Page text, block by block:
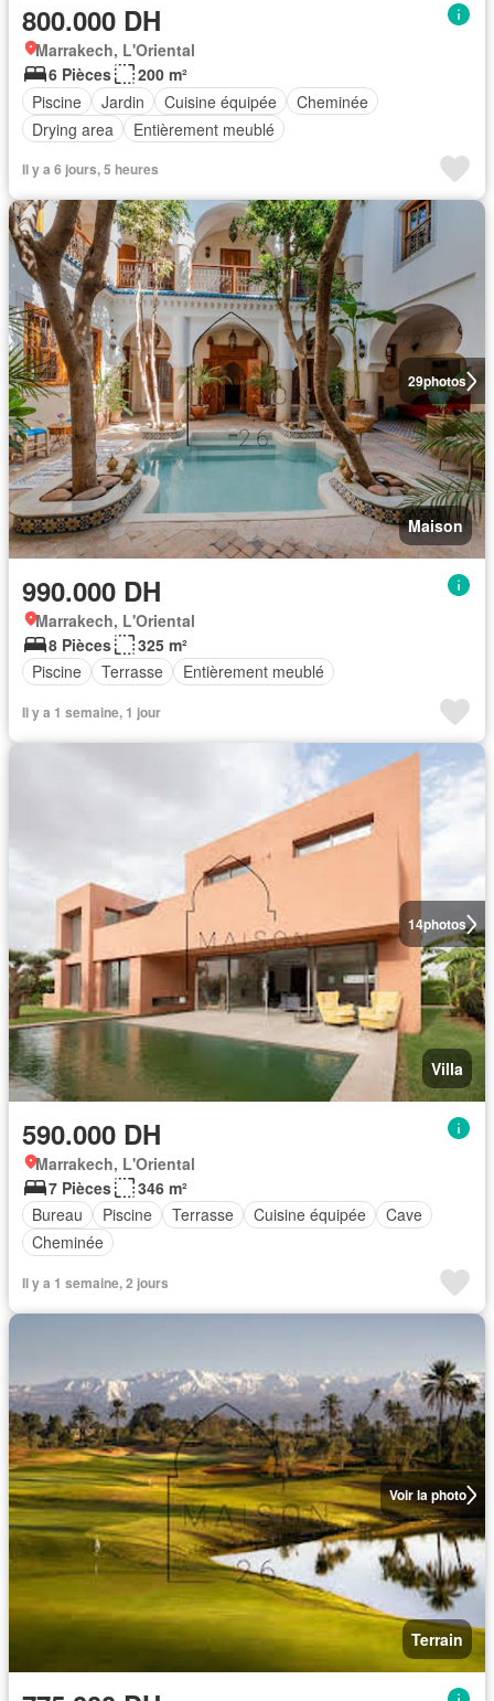
800.000 DH
Marrakech, L'Oriental
6 Pièces
200 m²
Piscine
Jardin Cuisine équipée
Cheminée
Drying area
Entièrement meublé
Il y a 6 jours, 5 heures
29photos
Maison
990.000 DH
Marrakech, L'Oriental
8 Pièces
325 m²
Piscine
Terrasse Entièrement meublé
Il y a 1 semaine, 1 jour
14photos
Villa
590.000 DH
Marrakech, L'Oriental
7 Pièces
346 m²
Bureau
Piscine Terrasse Cuisine équipée
Cave
Cheminée
Il y a 1 semaine, 2 jours
Voir la photo
Terrain